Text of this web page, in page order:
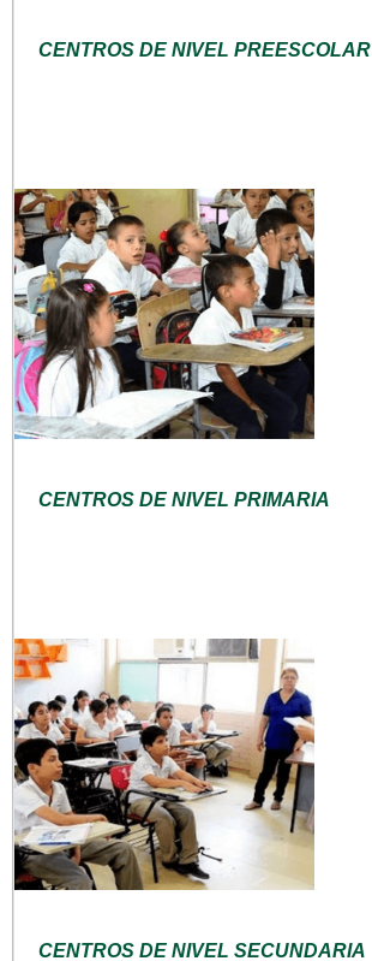
CENTROS DE NIVEL PREESCOLAR
CENTROS DE NIVEL PRIMARIA
CENTROS DE NIVEL SECUNDARIA